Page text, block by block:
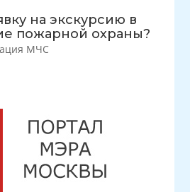
на экскурсию в
пожарной охраны?
МЧС